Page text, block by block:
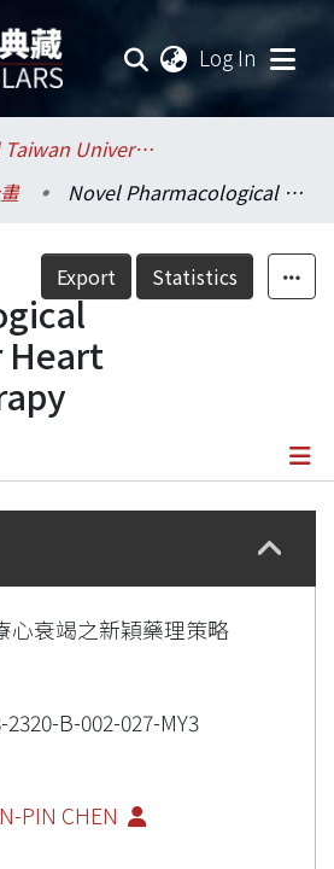
Log In
.National Taiwan University / 國立臺灣大學
Novel Pharmacological Strategy for Heart Failure Therapy
Export Statistics
Heart
Details
心衰竭之新穎藥理策略
2320-B-002-027-MY3
PIN CHEN